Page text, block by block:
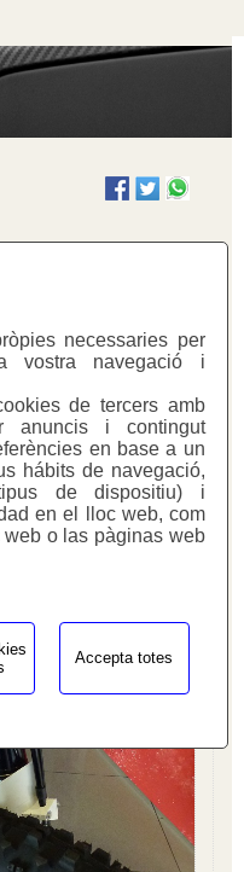
necessaries per
vostra navegació i
de tercers amb
anuncis i contingut
en base a un
hábits de navegació,
de dispositiu) i
en el lloc web, com
o las pàginas web
Accepta totes